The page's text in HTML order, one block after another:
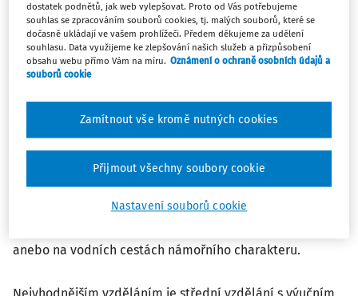
Práce lodníka nebo převozníka je vykonávána převážně
na palubách, příp. v podpalubí plujícího plavidla,
částečně pak i mimo plavidlo, a to zejména při
opravách, vyvazování, naloďování/vyloďování, resp. při
zahrnuje nejčastěji pohyb po březích, molech, lávkách,
nábřežních zdech přístavů, pohyblivých můstcích
přístavišť, pochozích lávkách plavebních komor nebo
lodních zdvihadel, případně i po zamrzlé hladině (např.
při bourání ledové celiny). Řízení plavidla probíhá z
lodního můstku či kormidelny. Plavidla mohou být
anebo na vodních cestách námořního charakteru.
dostatek podnětů, jak web vylepšovat. Proto od Vás potřebujeme
souhlas se zpracováním souborů cookies, tj. malých souborů, které se
dočasně ukládají ve vašem prohlížeči. Předem děkujeme za udělení
souhlasu. Data využijeme ke zlepšování našich služeb a přizpůsobení
obsahu webu přímo Vám na míru. Oznámení o ochraně osobních údajů a
souborů cookie
Nastavení souborů cookie
Zamítnout vše kromě nutných cookies
Přijmout všechny soubory cookie